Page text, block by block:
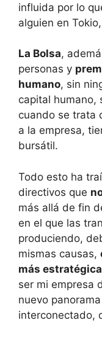
influida por lo
alguien en
La Bolsa,
personas y
humano, sin
capital humano,
cuando se trata
a la empresa,
bursátil.
Todo esto ha
directivos que
más allá de fin
en el que las
produciendo,
mismas causas,
más
ser mi empresa
nuevo
interconectado,